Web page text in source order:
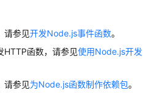
请参见开发Node.js事件函数。
HTTP函数，请参见使用Node.js开发
请参见为Node.js函数制作依赖包。